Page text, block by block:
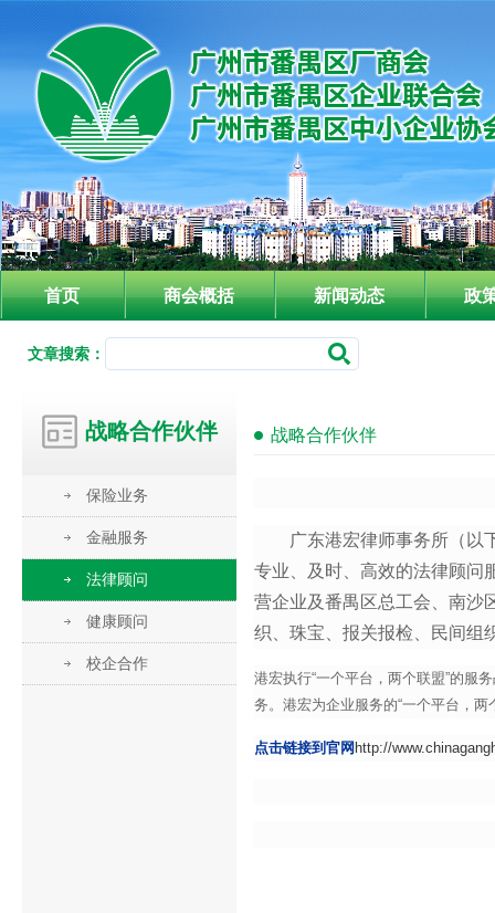
首页 商会概括 新闻动态 政
文章搜索：
战略合作伙伴
保险业务
金融服务
法律顾问
健康顾问
校企合作
战略合作伙伴
广东港宏律师事务所（以下
专业、及时、高效的法律顾问
营企业及番禺区总工会、南沙
织、珠宝、报关报检、民间组
港宏执行“一个平台，两个联盟”的服
务。港宏为企业服务的“一个平台，
点击链接到官网 http://